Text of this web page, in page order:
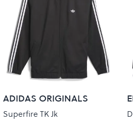
ADIDAS ORIGINALS
Superfire TK Jk